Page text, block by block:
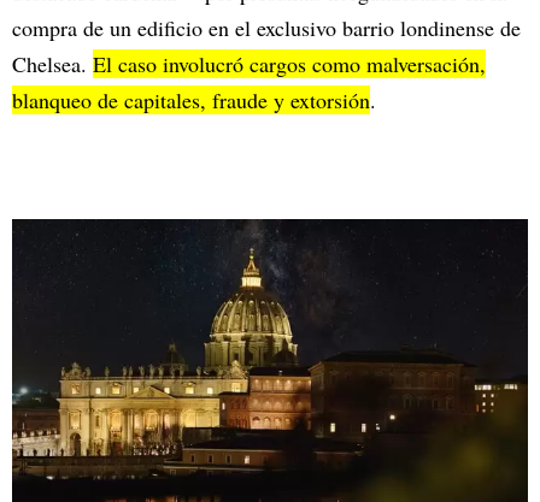
compra de un edificio en el exclusivo barrio londinense de
Chelsea. El caso involucró cargos como malversación,
blanqueo de capitales, fraude y extorsión.